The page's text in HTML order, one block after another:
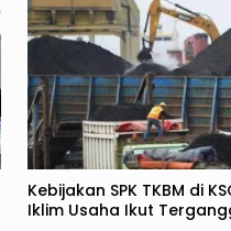
Kebijakan SPK TKBM di
Iklim Usaha Ikut